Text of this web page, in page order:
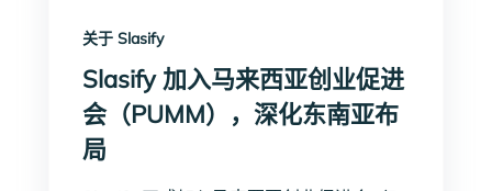
关于 Slasify
Slasify 加入马来西亚创业促进
会（PUMM），深化东南亚布
局